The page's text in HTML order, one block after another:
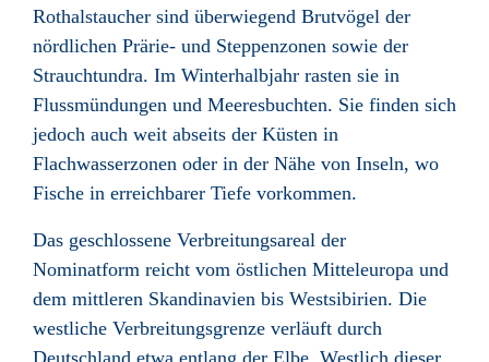
Rothalstaucher sind überwiegend Brutvögel der
nördlichen Prärie- und Steppenzonen sowie der
Strauchtundra. Im Winterhalbjahr rasten sie in
Flussmündungen und Meeresbuchten. Sie finden sich
jedoch auch weit abseits der Küsten in
Flachwasserzonen oder in der Nähe von Inseln, wo
Fische in erreichbarer Tiefe vorkommen.
Das geschlossene Verbreitungsareal der
Nominatform reicht vom östlichen Mitteleuropa und
dem mittleren Skandinavien bis Westsibirien. Die
westliche Verbreitungsgrenze verläuft durch